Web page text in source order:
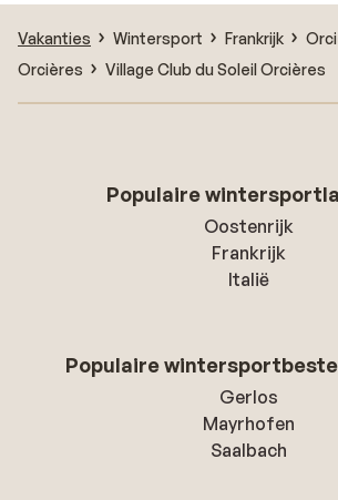
Vakanties Wintersport Frankrijk
Orcières
Village Club du Soleil Orcières
Populaire
Oostenrijk
Frankrijk
Italië
Populaire
Gerlos
Mayrhofen
Saalbach